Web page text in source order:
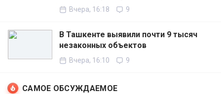
Вчера, 16:18 9
В Ташкенте выявили почти 9 тысяч
незаконных объектов
Вчера, 16:10 9
САМОЕ ОБСУЖДАЕМОЕ